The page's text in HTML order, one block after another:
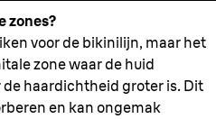
zones?
voor de bikinilijn, maar het
zone waar de huid
haardichtheid groter is. Dit
en kan ongemak